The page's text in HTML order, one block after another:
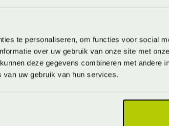
te personaliseren, om functies voor social
over uw gebruik van onze site met
deze gegevens combineren met andere
uw gebruik van hun services.